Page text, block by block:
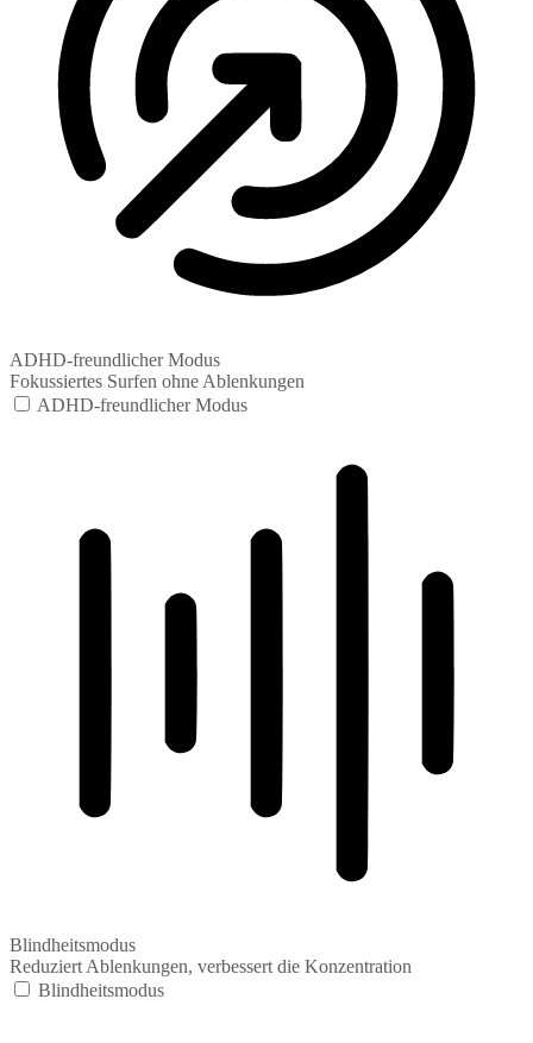
ADHD-freundlicher Modus
Fokussiertes Surfen ohne Ablenkungen
ADHD-freundlicher Modus
Blindheitsmodus
Reduziert Ablenkungen, verbessert die Konzentration
Blindheitsmodus